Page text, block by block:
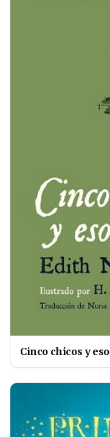
Cinco chicos y eso